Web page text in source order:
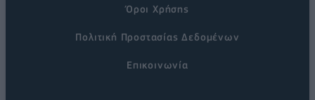
Όροι Χρήσης
Πολιτική Προστασίας Δεδομένων
Επικοινωνία